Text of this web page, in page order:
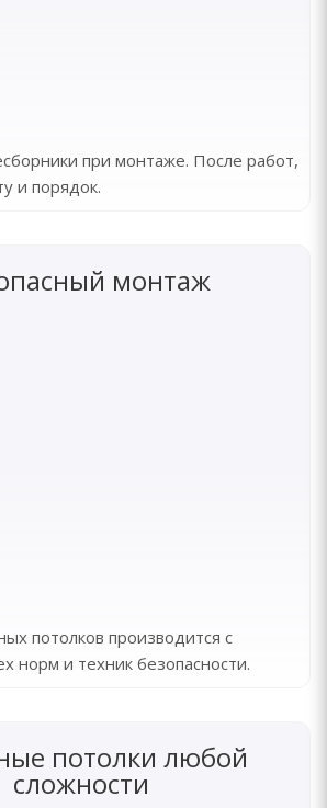
при монтаже. После работ,
и порядок.
монтаж
потолков производится с
норм и техник безопасности.
потолки любой
сложности